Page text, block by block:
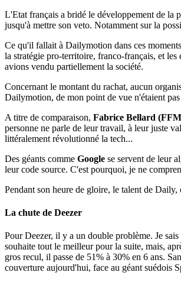
L'Etat français a bridé le développement de la
jusqu'à mettre son veto. Notamment sur la
Ce qu'il fallait à Dailymotion dans ces
la stratégie pro-territoire, franco-français, et
avions vendu partiellement la société.
Concernant le montant du rachat, aucun
Dailymotion, de mon point de vue n'étaient
A titre de comparaison, Fabrice Bellard
personne ne parle de leur travail, à leur juste
littéralement révolutionné la tech...
Des géants comme Google se servent de leur
leur code source. C'est pourquoi, je ne
Pendant son heure de gloire, le talent de
La chute de Deezer
Pour Deezer, il y a un double problème. Je
souhaite tout le meilleur pour la suite, mais,
gros recul, il passe de 51% à 30% en 6 ans.
couverture aujourd'hui, face au géant suédois